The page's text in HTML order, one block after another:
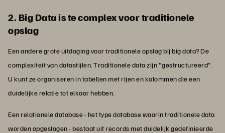
2. Big Data is te complex voor traditionele
opslag
Een andere grote uitdaging voor traditionele opslag bij big data? De
complexiteit van datastijlen. Traditionele data zijn "gestructureerd".
U kunt ze organiseren in tabellen met rijen en kolommen die een
duidelijke relatie tot elkaar hebben.
Een relationele database - het type database waarin traditionele data
worden opgeslagen - bestaat uit records met duidelijk gedefinieerde